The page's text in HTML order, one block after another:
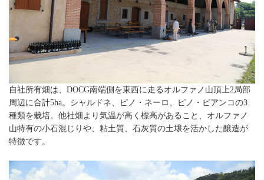
自社所有畑は、DOCG南端側を東西に走るオルファノ山頂上2局部
周辺に合計5ha。シャルドネ、ピノ・ネーロ、ピノ・ビアンコの3
種類を栽培。他社畑より気温が高く標高があること、オルファノ
山特有の小石混じりや、粘土質、石灰質の土壌を活かした醸造が
特徴です。